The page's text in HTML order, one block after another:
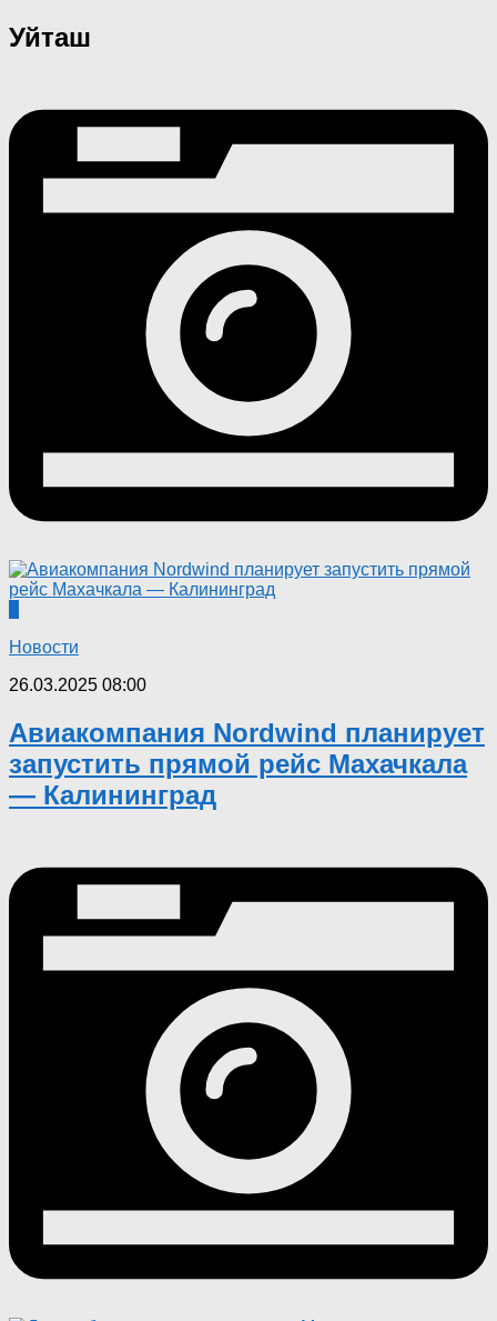
Уйташ
Новости
26.03.2025 08:00
Авиакомпания Nordwind планирует
запустить прямой рейс Махачкала
— Калининград